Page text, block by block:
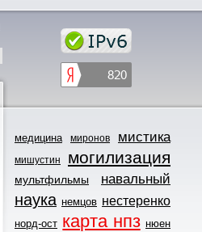
медицина миронов мистика
мишустин могилизация
мультфильмы навальный
наука немцов нестеренко
норд-ост карта нпз нюен